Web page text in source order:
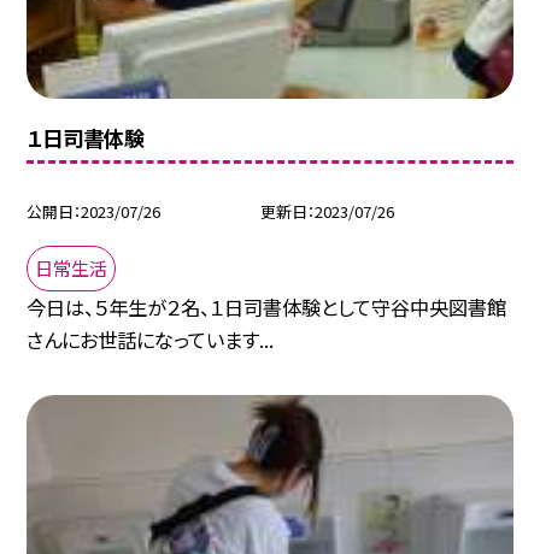
１日司書体験
公開日 2023/07/26 更新日 2023/07/26
日常生活
今日は、５年生が２名、１日司書体験として守谷中央図書館
さんにお世話になっています...